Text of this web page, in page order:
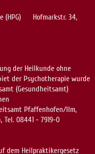
(HPG) Hofmarkstr. 34,
der Heilkunde ohne
der Psychotherapie wurde
(Gesundheitsamt)
Pfaffenhofen/Ilm,
Tel. 08441 - 7919-0
dem Heilpraktikergesetz